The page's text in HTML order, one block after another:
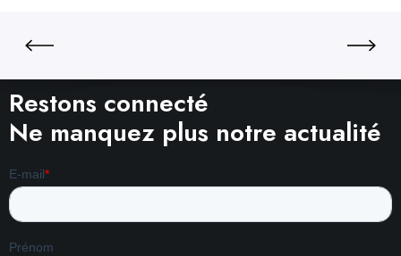
Restons connecté
Ne manquez plus notre actualité